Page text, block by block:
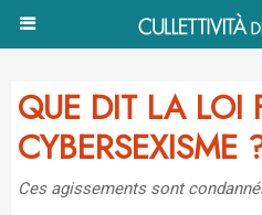
QUE DIT LA LOI
CYBERSEXISME
Ces agissements sont